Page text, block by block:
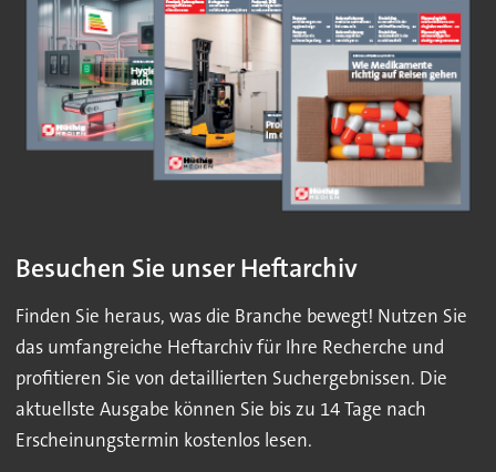
Besuchen Sie unser Heftarchiv
Finden Sie heraus, was die Branche bewegt! Nutzen Sie
das umfangreiche Heftarchiv für Ihre Recherche und
profitieren Sie von detaillierten Suchergebnissen. Die
aktuellste Ausgabe können Sie bis zu 14 Tage nach
Erscheinungstermin kostenlos lesen.